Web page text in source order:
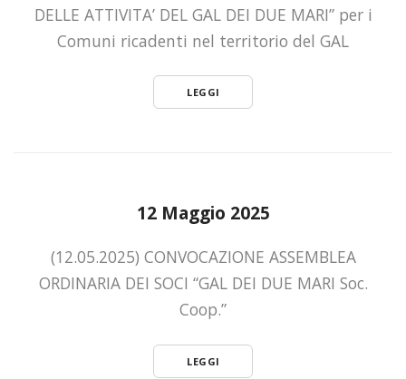
DELLE ATTIVITA’ DEL GAL DEI DUE MARI” per i
Comuni ricadenti nel territorio del GAL
LEGGI
12 Maggio 2025
(12.05.2025) CONVOCAZIONE ASSEMBLEA
ORDINARIA DEI SOCI “GAL DEI DUE MARI Soc.
Coop.”
LEGGI